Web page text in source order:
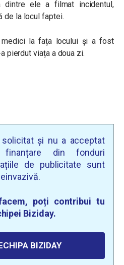
dintre ele a filmat incidentul,
de la locul faptei.
la fața locului și a fost
pierdut viața a doua zi.
solicitat și nu a acceptat
din fonduri
de publicitate sunt
poți contribui tu
Biziday.
BIZIDAY